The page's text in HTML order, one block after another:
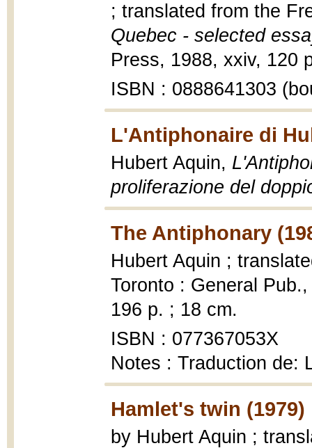
; translated from the
Quebec - selected
Press, 1988, xxiv, 120
ISBN : 0888641303
L'Antiphonaire di
Hubert Aquin,
proliferazione del
The Antiphonary
Hubert Aquin ;
Toronto : General
196 p. ; 18 cm.
ISBN : 077367053X
Notes : Traduction de:
Hamlet's twin (1979)
by Hubert Aquin ;